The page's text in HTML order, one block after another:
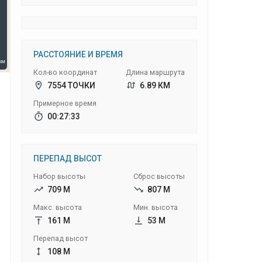
РАССТОЯНИЕ И ВРЕМЯ
Кол-во координат
7554 ТОЧКИ
Примерное время
00:27:33
Длина маршрута
6.89 КМ
ПЕРЕПАД ВЫСОТ
Набор высоты
709 М
Макс. высота
161 М
Перепад высот
108 М
Сброс высоты
807 М
Мин. высота
53 М